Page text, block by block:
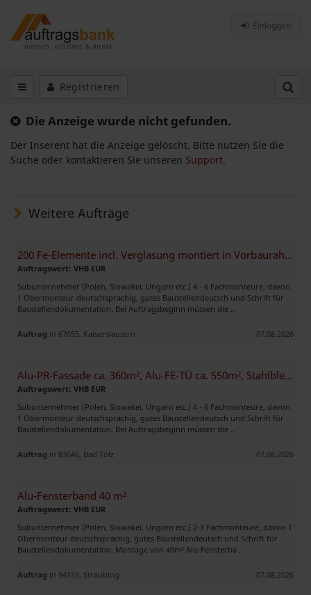
Einloggen
Registrieren
Die Anzeige wurde nicht gefunden.
Der Inserent hat die Anzeige gelöscht. Bitte nutzen Sie die
Suche oder kontaktieren Sie unseren Support.
Weitere Aufträge
200 Fe-Elemente incl. Verglasung montiert in Vorbaurahmen
Auftragswert: VHB EUR
Subunternehmer (Polen, Slowakei, Ungarn etc.) 4 - 6 Fachmonteure, davon
1 Obermonteur deutschsprachig, gutes Baustellendeutsch und Schrift für
Baustellendokumentation. Bei Auftragsbeginn müssen die ..
Auftrag in 67655, Kaiserslautern 07.08.2026
Alu-PR-Fassade ca. 360m², Alu-FE-TÜ ca. 550m², Stahlblech-Fass. 900m²
Auftragswert: VHB EUR
Subunternehmer (Polen, Slowakei, Ungarn etc.) 4 - 6 Fachmonteure, davon
1 Obermonteur deutschsprachig, gutes Baustellendeutsch und Schrift für
Baustellendokumentation. Bei Auftragsbeginn müssen die ..
Auftrag in 83646, Bad Tölz 07.08.2026
Alu-Fensterband 40 m²
Auftragswert: VHB EUR
Subunternehmer (Polen, Slowakei, Ungarn etc.) 2-3 Fachmonteure, davon 1
Obermonteur deutschsprachig, gutes Baustellendeutsch und Schrift für
Baustellendokumentation. Montage von 40m² Alu-Fensterba ..
Auftrag in 94315, Straubing 07.08.2026